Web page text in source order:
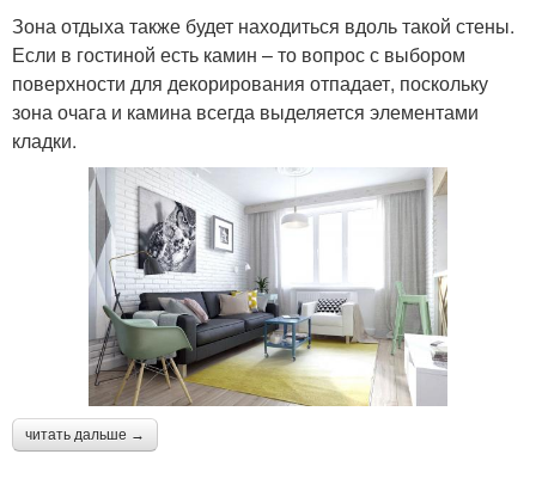
Зона отдыха также будет находиться вдоль такой стены.
Если в гостиной есть камин – то вопрос с выбором
поверхности для декорирования отпадает, поскольку
зона очага и камина всегда выделяется элементами
кладки.
читать дальше →